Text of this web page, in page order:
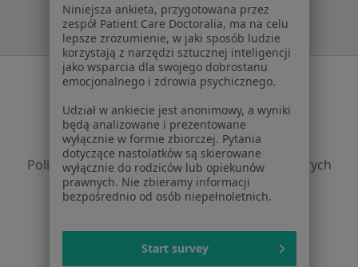
Serwis
Regulamin
Polityka prywatności pacjentów
Polityka prywatności profesjonalistów
Polityka prywatności dla profesjonalistów, których
dane pozyskaliśmy samodzielnie
Polityka cookies
Dostępność
Niniejsza ankieta, przygotowana przez
zespół Patient Care Doctoralia, ma na celu
lepsze zrozumienie, w jaki sposób ludzie
korzystają z narzędzi sztucznej inteligencji
jako wsparcia dla swojego dobrostanu
emocjonalnego i zdrowia psychicznego.
Udział w ankiecie jest anonimowy, a wyniki
będą analizowane i prezentowane
wyłącznie w formie zbiorczej. Pytania
dotyczące nastolatków są skierowane
wyłącznie do rodziców lub opiekunów
prawnych. Nie zbieramy informacji
bezpośrednio od osób niepełnoletnich.
Start survey